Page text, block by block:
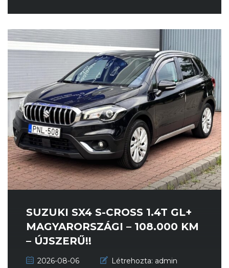
SUZUKI SX4 S-CROSS 1.4T GL+
MAGYARORSZÁGI – 108.000 KM
– ÚJSZERŰ!!
2026-08-06 Létrehozta: admin